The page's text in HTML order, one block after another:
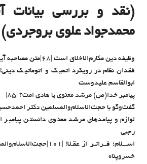
(نقد و بررسی بیانات
محمدجواد علوی بروجردی)
وظیفه دین مکارم‌الاخلاق است |۶۸|متن مصاحبه آیت الله علوی بروجردی
ابوالقاسم علیدوست
پیامبر خدا(ص) مرشد معنوی یا هادی امت؟ |۸۵|
گفت‌وگو با حجت‌الاسلام‌والمسلمین دکتر
رجبی
اســـلام؛ فــراتـر از
خسروپناه